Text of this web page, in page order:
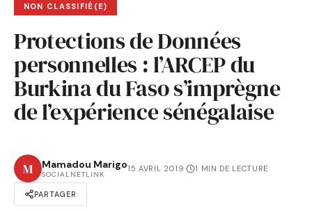
NON CLASSIFIÉ(E)
Protections de Données
personnelles : l’ARCEP du
Burkina du Faso s’imprègne
de l’expérience sénégalaise
M Mamadou Marigo
SOCIALNETLINK
15 AVRIL 2019· 1 MIN DE LECTURE
PARTAGER